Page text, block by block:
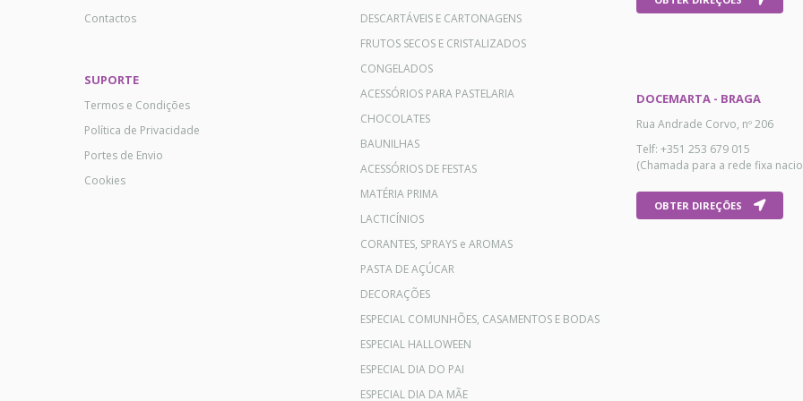
Contactos
SUPORTE
Termos e Condições
Política de Privacidade
Portes de Envio
Cookies
DESCARTÁVEIS E CARTONAGENS
FRUTOS SECOS E CRISTALIZADOS
CONGELADOS
ACESSÓRIOS PARA PASTELARIA
CHOCOLATES
BAUNILHAS
ACESSÓRIOS DE FESTAS
MATÉRIA PRIMA
LACTICÍNIOS
CORANTES, SPRAYS e AROMAS
PASTA DE AÇÚCAR
DECORAÇÕES
ESPECIAL COMUNHÕES, CASAMENTOS E BODAS
ESPECIAL HALLOWEEN
ESPECIAL DIA DO PAI
ESPECIAL DIA DA MÃE
DOCEMARTA - BRAGA
Rua Andrade Corvo, nº 206
Telf: +351 253 679 015
(Chamada para a rede fixa
OBTER DIREÇÕES